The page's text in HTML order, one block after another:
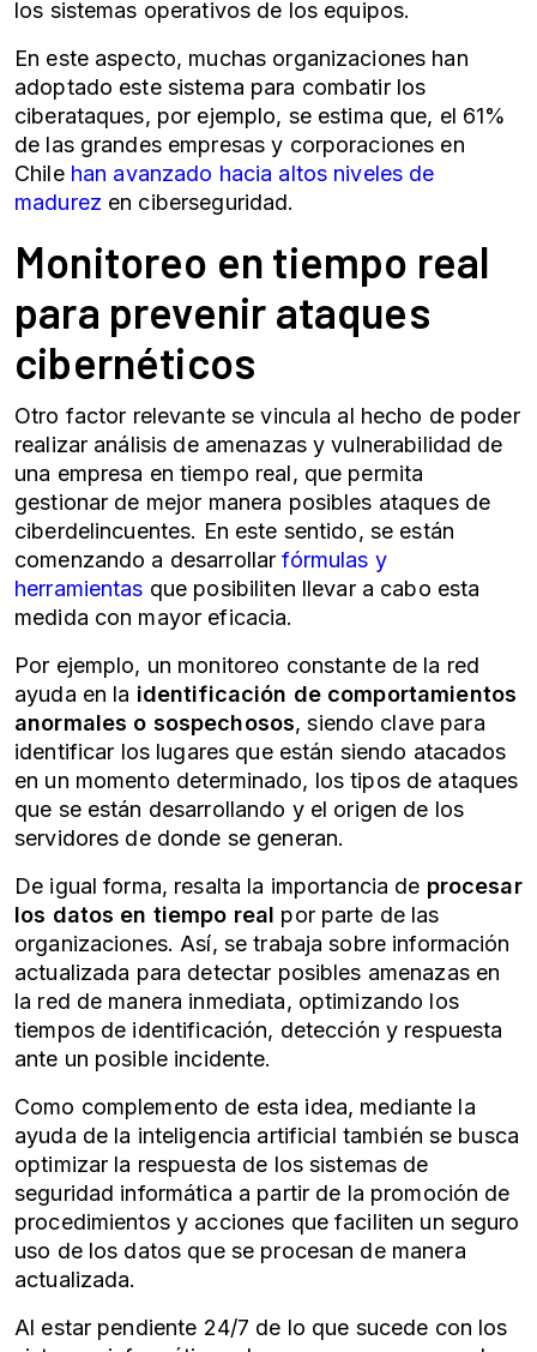
los sistemas operativos de los equipos.
En este aspecto, muchas organizaciones han
adoptado este sistema para combatir los
ciberataques, por ejemplo, se estima que, el 61%
de las grandes empresas y corporaciones en
Chile han avanzado hacia altos niveles de
madurez en ciberseguridad.
Monitoreo en tiempo real
para prevenir ataques
cibernéticos
Otro factor relevante se vincula al hecho de poder
realizar análisis de amenazas y vulnerabilidad de
una empresa en tiempo real, que permita
gestionar de mejor manera posibles ataques de
ciberdelincuentes. En este sentido, se están
comenzando a desarrollar fórmulas y
herramientas que posibiliten llevar a cabo esta
medida con mayor eficacia.
Por ejemplo, un monitoreo constante de la red
ayuda en la identificación de comportamientos
anormales o sospechosos, siendo clave para
identificar los lugares que están siendo atacados
en un momento determinado, los tipos de ataques
que se están desarrollando y el origen de los
servidores de donde se generan.
De igual forma, resalta la importancia de procesar
los datos en tiempo real por parte de las
organizaciones. Así, se trabaja sobre información
actualizada para detectar posibles amenazas en
la red de manera inmediata, optimizando los
tiempos de identificación, detección y respuesta
ante un posible incidente.
Como complemento de esta idea, mediante la
ayuda de la inteligencia artificial también se busca
optimizar la respuesta de los sistemas de
seguridad informática a partir de la promoción de
procedimientos y acciones que faciliten un seguro
uso de los datos que se procesan de manera
actualizada.
Al estar pendiente 24/7 de lo que sucede con los